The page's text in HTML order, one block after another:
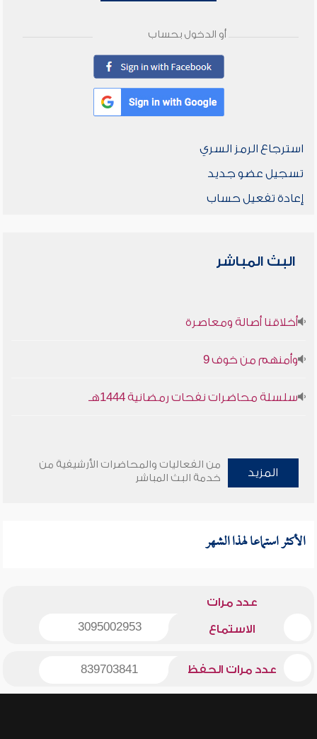
أو الدخول بحساب
استرجاع الرمز السري
تسجيل عضو جديد
إعادة تفعيل حساب
البث المباشر
أخلاقنا أصالة ومعاصرة
وأمنهم من خوف 9
سلسلة محاضرات نفحات رمضانية 1444هـ
المزيد
من الفعاليات والمحاضرات الأرشيفية من
خدمة البث المباشر
الأكثر استماعا لهذا الشهر
عدد مرات
الاستماع 3095002953
عدد مرات الحفظ 839703841